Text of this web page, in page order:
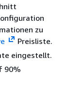
zu
Preisliste.
eingestellt.
90%